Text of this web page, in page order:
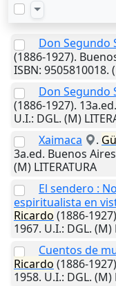
Don Segundo
(1886-1927).
ISBN: 9505810018.
Don Segundo
(1886-1927). 13a.ed.
U.I.: DGL. (M)
Xaimaca
.
3a.ed. Buenos Aires
(M) LITERATURA
El sendero :
espiritualista en
Ricardo (1886-
1967. U.I.: DGL. (M)
Cuentos de
Ricardo (1886-
1958. U.I.: DGL. (M)